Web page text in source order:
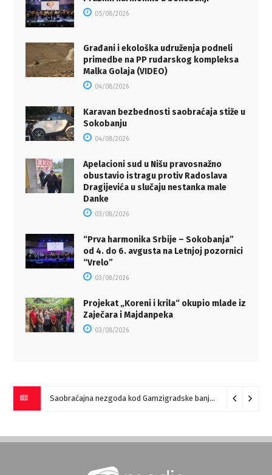
05/08/2026
Građani i ekološka udruženja podneli
primedbe na PP rudarskog kompleksa
Malka Golaja (VIDEO)
04/08/2026
Karavan bezbednosti saobraćaja stiže u
Sokobanju
04/08/2026
Apelacioni sud u Nišu pravosnažno
obustavio istragu protiv Radoslava
Dragijevića u slučaju nestanka male
Danke
03/08/2026
“Prva harmonika Srbije – Sokobanja”
od 4. do 6. avgusta na Letnjoj pozornici
“Vrelo”
03/08/2026
Projekat „Koreni i krila“ okupio mlade iz
Zaječara i Majdanpeka
03/08/2026
Saobraćajna nezgoda kod Gamzigradske banje 05/08/2026